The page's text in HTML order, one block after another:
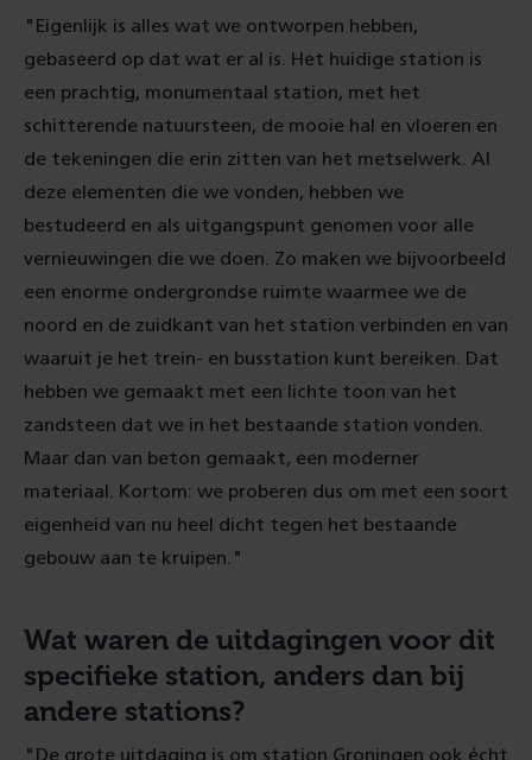
"Eigenlijk is alles wat we ontworpen hebben,
gebaseerd op dat wat er al is. Het huidige station is
een prachtig, monumentaal station, met het
schitterende natuursteen, de mooie hal en vloeren en
de tekeningen die erin zitten van het metselwerk. Al
deze elementen die we vonden, hebben we
bestudeerd en als uitgangspunt genomen voor alle
vernieuwingen die we doen. Zo maken we bijvoorbeeld
een enorme ondergrondse ruimte waarmee we de
noord en de zuidkant van het station verbinden en van
waaruit je het trein- en busstation kunt bereiken. Dat
hebben we gemaakt met een lichte toon van het
zandsteen dat we in het bestaande station vonden.
Maar dan van beton gemaakt, een moderner
materiaal. Kortom: we proberen dus om met een soort
eigenheid van nu heel dicht tegen het bestaande
gebouw aan te kruipen."
Wat waren de uitdagingen voor dit
specifieke station, anders dan bij
andere stations?
"De grote uitdaging is om station Groningen ook écht